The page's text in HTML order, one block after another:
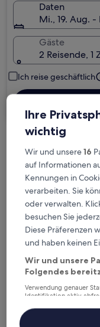
Daten
Mi., 19. Aug.
Gäste
2 Reisende, 1
Ich reise geschäftlich
Kostenlose
Verdiene
Mehr sparen
Überprüfe die
Heute
Ihre
wichtig
Wir und unsere16
auf Informationen
Kennungen in
verarbeiten. Sie
oder verwalten.
besuchen Sie
Diese Präferenzen
und haben keinen
Wir und unsere
Folgendes
Verwendung genauer
Identifikation aktiv
Inhalte, Messung von
Zielgruppenforschung